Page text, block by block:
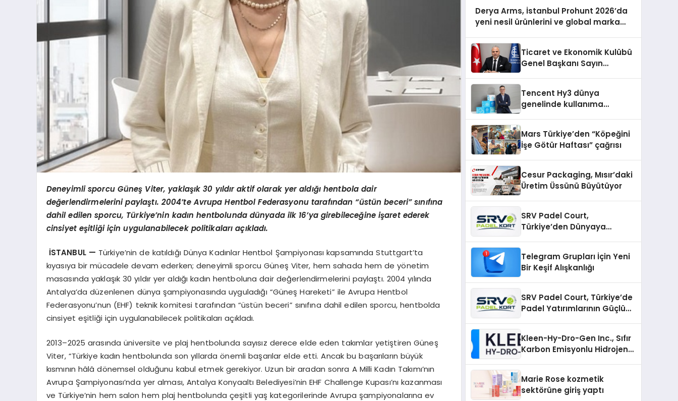
Deneyimli sporcu Güneş Viter, yaklaşık 30 yıldır aktif olarak yer aldığı hentbola dair
değerlendirmelerini paylaştı. 2004’te Avrupa Hentbol Federasyonu tarafından “üstün beceri” sınıfına
dahil edilen sporcu, Türkiye’nin kadın hentbolunda dünyada ilk 16’ya girebileceğine işaret ederek
cinsiyet eşitliği için uygulanabilecek politikaları açıkladı.
İSTANBUL — Türkiye’nin de katıldığı Dünya Kadınlar Hentbol Şampiyonası kapsamında Stuttgart’ta
kıyasıya bir mücadele devam ederken; deneyimli sporcu Güneş Viter, hem sahada hem de yönetim
masasında yaklaşık 30 yıldır yer aldığı kadın hentboluna dair değerlendirmelerini paylaştı. 2004 yılında
Antalya’da düzenlenen dünya şampiyonasında uyguladığı “Güneş Hareketi” ile Avrupa Hentbol
Federasyonu’nun (EHF) teknik komitesi tarafından “üstün beceri” sınıfına dahil edilen sporcu, hentbolda
cinsiyet eşitliği için uygulanabilecek politikaları açıkladı.
2013–2025 arasında üniversite ve plaj hentbolunda sayısız derece elde eden takımlar yetiştiren Güneş
Viter, “Türkiye kadın hentbolunda son yıllarda önemli başarılar elde etti. Ancak bu başarıların büyük
kısmının hâlâ dönemsel olduğunu kabul etmek gerekiyor. Uzun bir aradan sonra A Milli Kadın Takımı’nın
Avrupa Şampiyonası’nda yer alması, Antalya Konyaaltı Belediyesi’nin EHF Challenge Kupası’nı kazanması
ve Türkiye’nin hem salon hem plaj hentbolunda çeşitli yaş kategorilerinde Avrupa şampiyonalarına ev
Derya Arms, İstanbul Prohunt 2026’da
yeni nesil ürünlerini ve global marka
Ticaret ve Ekonomik Kulübü
Genel Başkanı Sayın
şunları kaydetti:
Tencent Hy3 dünya
genelinde kullanıma
Mars Türkiye’den “Köpeğini
İşe Götür Haftası” çağrısı
Cesur Packaging, Mısır’daki
Üretim Üssünü Büyütüyor
SRV Padel Court,
Türkiye’den Dünyaya
Telegram Grupları İçin Yeni
Bir Keşif Alışkanlığı
SRV Padel Court, Türkiye’de
Padel Yatırımlarının Güçlü
Kleen-Hy-Dro-Gen Inc., Sıfır
Karbon Emisyonlu Hidrojen
Aldı
Marie Rose kozmetik
sektörüne giriş yaptı